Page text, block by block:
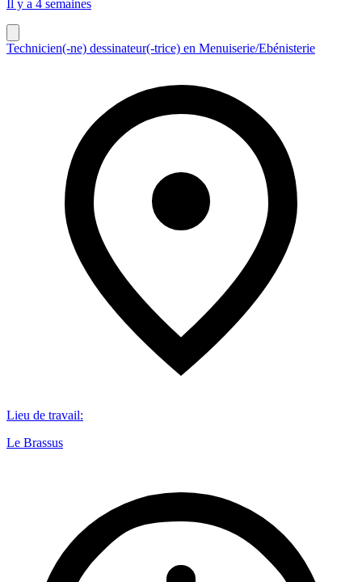
Il y a 4 semaines
Technicien(-ne) dessinateur(-trice) en Menuiserie/Ebénisterie
Lieu de travail:
Le Brassus